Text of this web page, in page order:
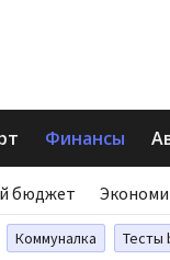
Финансы
бюджет
Коммуналка Тесты